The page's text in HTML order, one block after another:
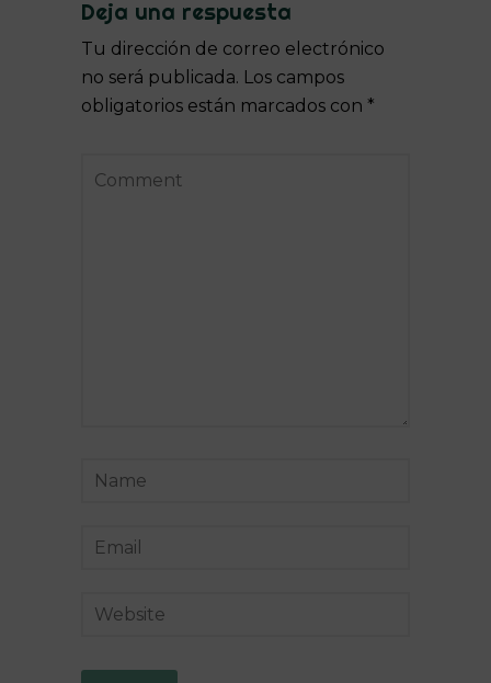
Deja una respuesta
Tu dirección de correo electrónico
no será publicada. Los campos
obligatorios están marcados con *